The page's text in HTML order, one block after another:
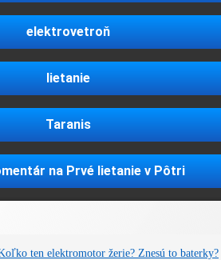
elektrovetroň
lietanie
Taranis
na Prvé lietanie v Pôtri
ten elektromotor žerie? Znesú to baterky?